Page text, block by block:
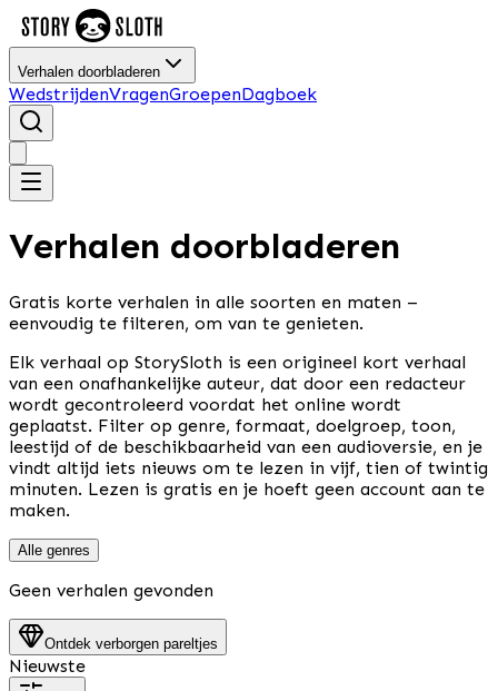
Verhalen doorbladeren
WedstrijdenVragenGroepenDagboek
Verhalen doorbladeren
Gratis korte verhalen in alle soorten en maten –
eenvoudig te filteren, om van te genieten.
Elk verhaal op StorySloth is een origineel kort verhaal
van een onafhankelijke auteur, dat door een redacteur
wordt gecontroleerd voordat het online wordt
geplaatst. Filter op genre, formaat, doelgroep, toon,
leestijd of de beschikbaarheid van een audioversie, en je
vindt altijd iets nieuws om te lezen in vijf, tien of twintig
minuten. Lezen is gratis en je hoeft geen account aan te
maken.
Alle genres
Geen verhalen gevonden
Ontdek verborgen pareltjes
Nieuwste